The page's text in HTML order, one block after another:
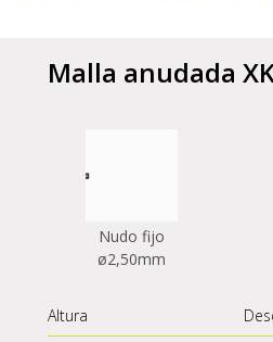
Malla anudada
Nudo fijo
ø2,50mm
Altura